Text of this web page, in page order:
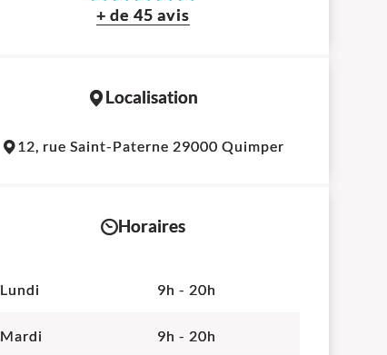
+ de 45 avis
Localisation
12, rue Saint-Paterne 29000 Quimper
Horaires
Lundi 9h - 20h
Mardi 9h - 20h